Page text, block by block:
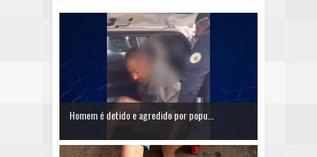
Homem é detido e agredido por popu...